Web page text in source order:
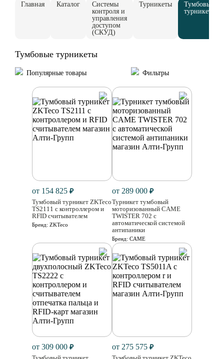
Главная Каталог
Системы
контроля и
управления
доступом
(СКУД)
Турникеты
Тумбовые
турникеты
Тумбовые турникеты
Популярные товары Фильтры
от 154 825 ₽
Тумбовый турникет ZKTeco
TS2111 с контроллером и
RFID считывателем
Бренд: ZKTeco
от 289 000 ₽
Турникет тумбовый
моторизованный CAME
TWISTER 702 с
автоматической системой
антипаники
Бренд: CAME
от 309 000 ₽ от 275 575 ₽